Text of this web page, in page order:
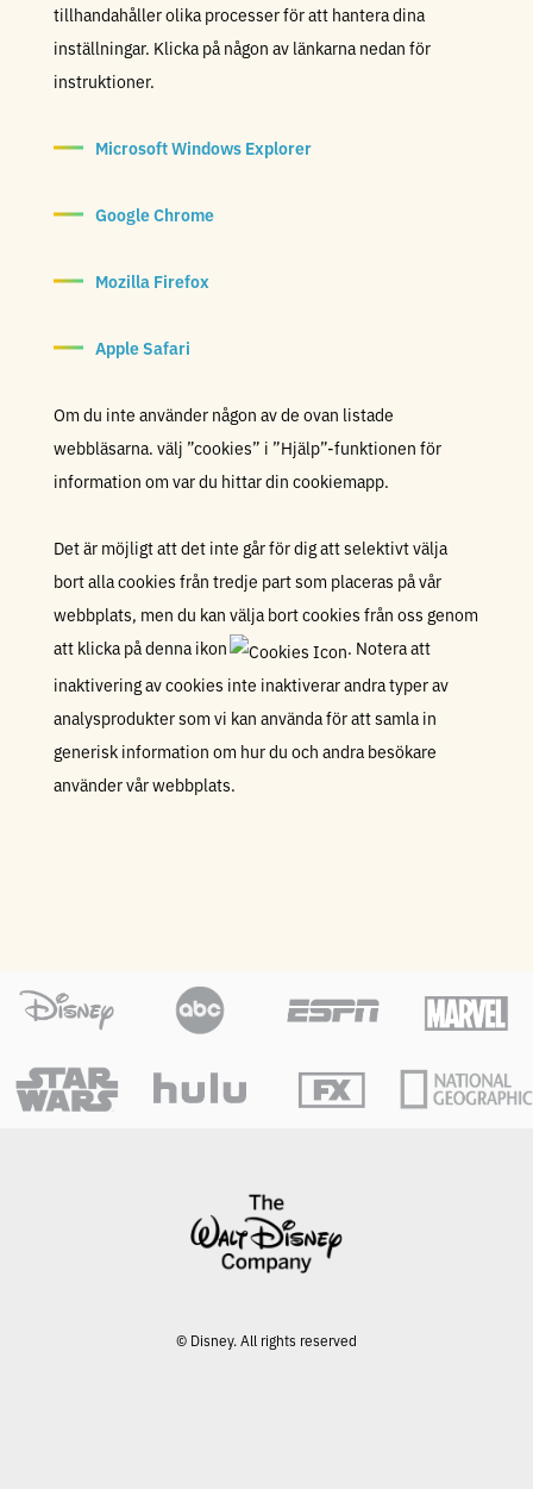
tillhandahåller olika processer för att hantera dina
inställningar. Klicka på någon av länkarna nedan för
instruktioner.
Microsoft Windows Explorer
Google Chrome
Mozilla Firefox
Apple Safari
Om du inte använder någon av de ovan listade
webbläsarna. välj ”cookies” i ”Hjälp”-funktionen för
information om var du hittar din cookiemapp.
Det är möjligt att det inte går för dig att selektivt välja
bort alla cookies från tredje part som placeras på vår
webbplats, men du kan välja bort cookies från oss genom
att klicka på denna ikon
. Notera att
inaktivering av cookies inte inaktiverar andra typer av
analysprodukter som vi kan använda för att samla in
generisk information om hur du och andra besökare
använder vår webbplats.
© Disney. All rights reserved